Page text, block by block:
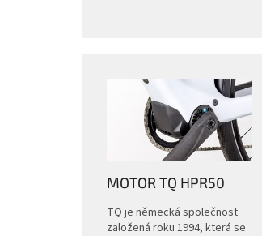
MOTOR TQ HPR50
TQ je německá společnost
založená roku 1994, která se